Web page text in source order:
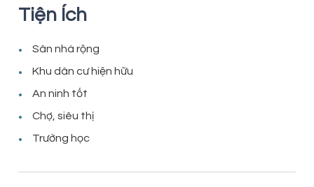
Tiện Ích
Sân nhà rộng
Khu dân cư hiện hữu
An ninh tốt
Chợ, siêu thị
Trường học